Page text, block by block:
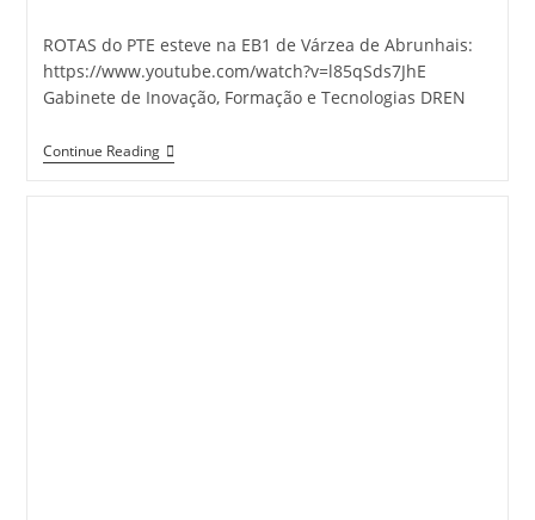
ROTAS do PTE esteve na EB1 de Várzea de Abrunhais:
https://www.youtube.com/watch?v=l85qSds7JhE
Gabinete de Inovação, Formação e Tecnologias DREN
Continue ReadingO
João,